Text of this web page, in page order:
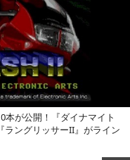
本が公開！『ダイナマイト
ラングリッサーII』がライン